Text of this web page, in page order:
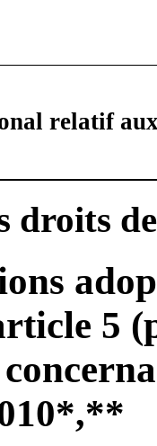
relatif
droits
5
*,**